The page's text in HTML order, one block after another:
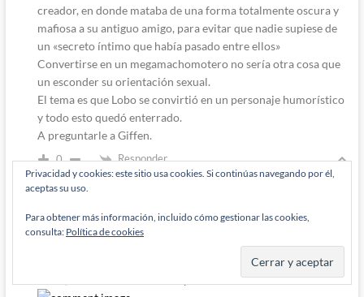
creador, en donde mataba de una forma totalmente oscura y
mafiosa a su antiguo amigo, para evitar que nadie supiese de
un «secreto íntimo que había pasado entre ellos»
Convertirse en un megamachomotero no sería otra cosa que
un esconder su orientación sexual.
El tema es que Lobo se convirtió en un personaje humorístico
y todo esto quedó enterrado.
A preguntarle a Giffen.
0 Responder
Diógenes Pantarújez
7 años han pasado desde que se escribió esto
Joder, me estás describiendo precisamente esto:
Privacidad y cookies: este sitio usa cookies. Si continúas navegando por él,
aceptas su uso.
Para obtener más información, incluido cómo gestionar las cookies,
consulta: Política de cookies